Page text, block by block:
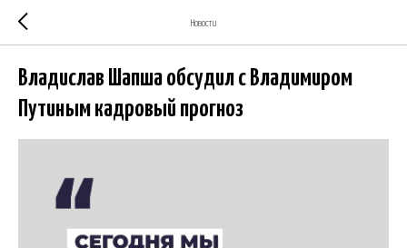
Новости
Владислав Шапша обсудил с Владимиром
Путиным кадровый прогноз